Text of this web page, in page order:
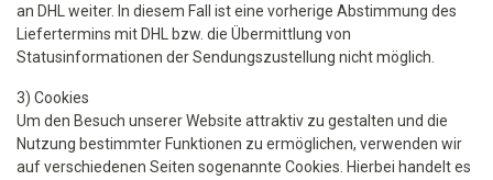
an DHL weiter. In diesem Fall ist eine vorherige Abstimmung des
Liefertermins mit DHL bzw. die Übermittlung von
Statusinformationen der Sendungszustellung nicht möglich.
3) Cookies
Um den Besuch unserer Website attraktiv zu gestalten und die
Nutzung bestimmter Funktionen zu ermöglichen, verwenden wir
auf verschiedenen Seiten sogenannte Cookies. Hierbei handelt es